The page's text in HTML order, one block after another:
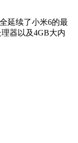
延续了小米6的最
器以及4GB大内